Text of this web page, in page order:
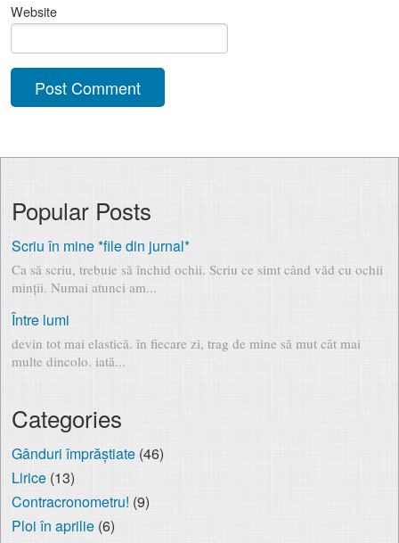
Website
Popular Posts
Scriu în mine *file din jurnal*
Ca să scriu, trebuie să închid ochii. Scriu ce simt când văd cu ochii
minții. Numai atunci am...
Între lumi
devin tot mai elastică. în fiecare zi, trag de mine să mut cât mai
multe dincolo. iată...
Categories
Gânduri împrăștiate(46)
Lirice(13)
Contracronometru! (9)
Ploi în aprilie(6)